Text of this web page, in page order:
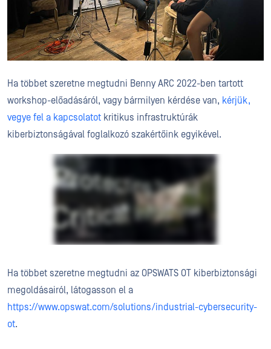
Ha többet szeretne megtudni Benny ARC 2022-ben tartott
workshop-előadásáról, vagy bármilyen kérdése van, kérjük,
vegye fel a kapcsolatot kritikus infrastruktúrák
kiberbiztonságával foglalkozó szakértőink egyikével.
Ha többet szeretne megtudni az OPSWATS OT kiberbiztonsági
megoldásairól, látogasson el a
https://www.opswat.com/solutions/industrial-cybersecurity-
ot.